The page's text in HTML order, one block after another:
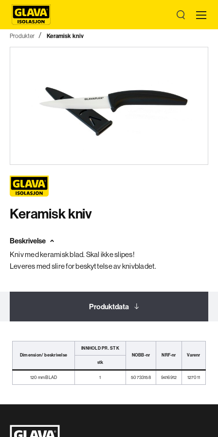
Produkter Keramisk kniv
Keramisk kniv
Beskrivelse
Kniv med keramisk blad. Skal ikke slipes!
Leveres med slire for beskyttelse av knivbladet.
Produktdata
Dimension/ beskrivelse
INNHOLD PR. STK
NOBB-nr
NRF-nr
Varenr
stk
120 mm BLAD 1 50733158 9416912 127011